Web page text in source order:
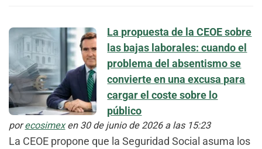
La propuesta de la CEOE sobre
las bajas laborales: cuando el
problema del absentismo se
convierte en una excusa para
cargar el coste sobre lo
público
porecosimexen 30 de junio de 2026 a las 15:23
La CEOE propone que la Seguridad Social asuma los